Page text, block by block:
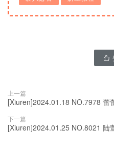

上一篇
[Xiuren]2024.01.18 NO.7978 蕾
下一篇
[Xiuren]2024.01.25 NO.8021 陆